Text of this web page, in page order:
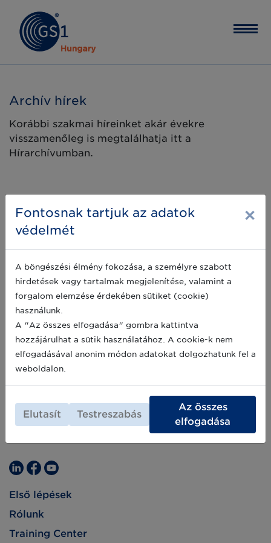
Archív hírek
Korábbi szakmai híreinket akár évekre
visszamenőleg is megtalálhatja itt a
Hírarchívumban.
Első lépések
Rólunk
Training Center
Fontosnak tartjuk az adatok
védelmét
×
A böngészési élmény fokozása, a személyre szabott
hirdetések vagy tartalmak megjelenítése, valamint a
forgalom elemzése érdekében sütiket (cookie)
használunk.
A "Az összes elfogadása" gombra kattintva
hozzájárulhat a sütik használatához. A cookie-k nem
elfogadásával anonim módon adatokat dolgozhatunk fel a
weboldalon.
Elutasít Testreszabás
Az összes
elfogadása